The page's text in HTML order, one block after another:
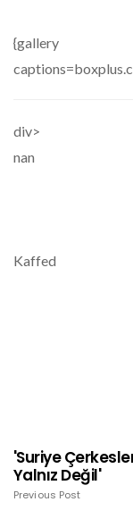
{gallery
div>
nan
Kaffed
'Suriye
Yalnız Değil'
Previous Post